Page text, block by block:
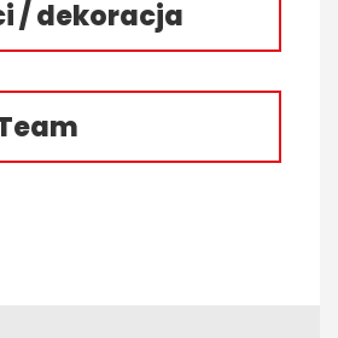
/ dekoracja